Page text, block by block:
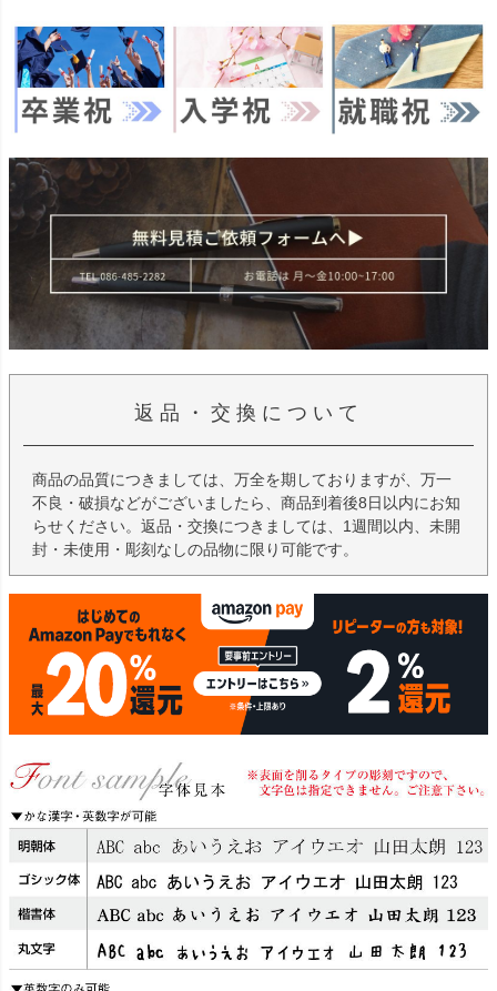
返品・交換について
商品の品質につきましては、万全を期しておりますが、万一
不良・破損などがございましたら、商品到着後8日以内にお知
らせください。返品・交換につきましては、1週間以内、未開
封・未使用・彫刻なしの品物に限り可能です。